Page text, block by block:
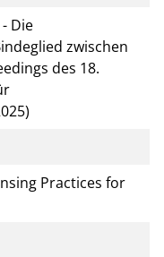
Die
zwischen
des 18.
Practices for